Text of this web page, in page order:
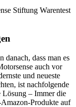
Stiftung Warentest
dass man es
auch vor
und neueste
ist nachfolgende
Lösung – Immer die
Produkte auf